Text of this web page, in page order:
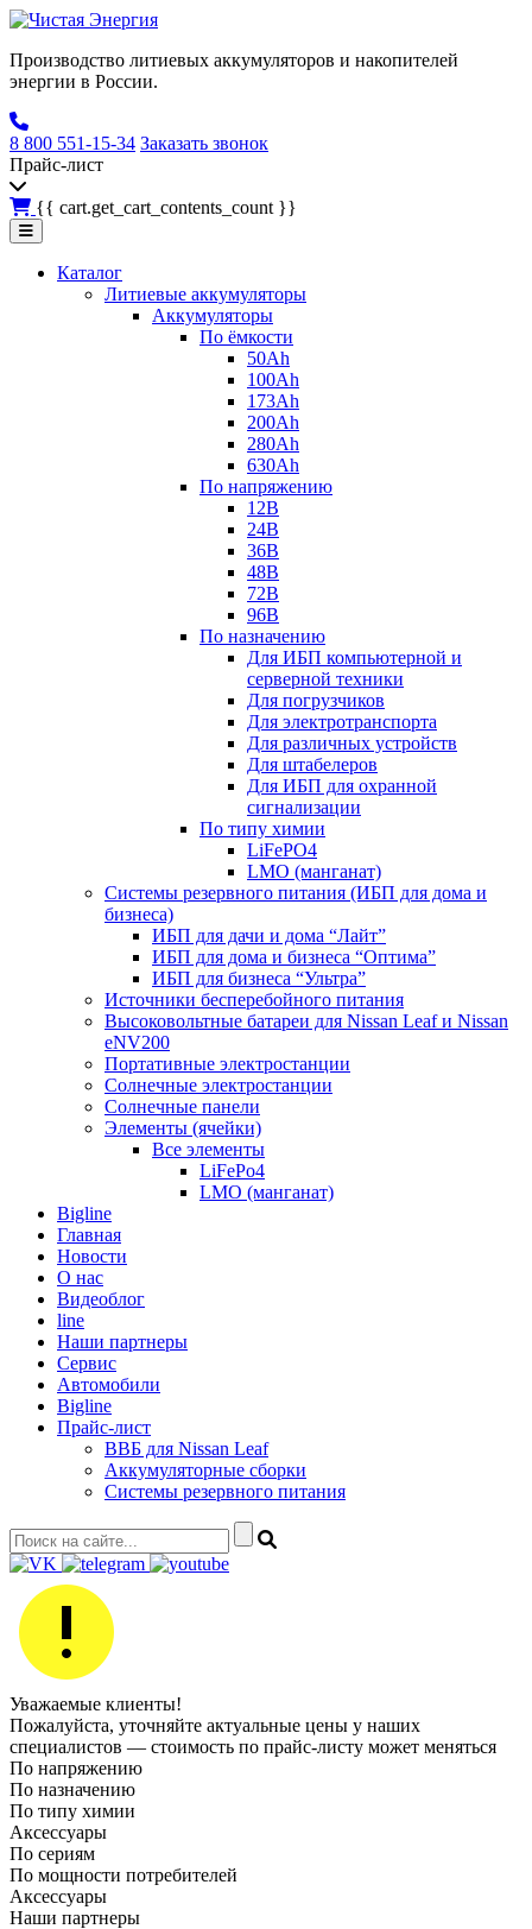
Производство литиевых аккумуляторов и накопителей
энергии в России.
8 800 551-15-34 Заказать звонок
Прайс-лист
{{ cart.get_cart_contents_count }}
Каталог
Литиевые аккумуляторы
Аккумуляторы
По ёмкости
50Ah
100Ah
173Ah
200Ah
280Ah
630Ah
По напряжению
12В
24В
36В
48В
72В
96В
По назначению
Для ИБП компьютерной и
серверной техники
Для погрузчиков
Для электротранспорта
Для различных устройств
Для штабелеров
Для ИБП для охранной
сигнализации
По типу химии
LiFePO4
LMO (манганат)
Системы резервного питания (ИБП для дома и
бизнеса)
ИБП для дачи и дома “Лайт”
ИБП для дома и бизнеса “Оптима”
ИБП для бизнеса “Ультра”
Источники бесперебойного питания
Высоковольтные батареи для Nissan Leaf и Nissan
eNV200
Портативные электростанции
Солнечные электростанции
Солнечные панели
Элементы (ячейки)
Все элементы
LiFePo4
LMO (манганат)
Bigline
Главная
Новости
О нас
Видеоблог
line
Наши партнеры
Сервис
Автомобили
Bigline
Прайс-лист
ВВБ для Nissan Leaf
Аккумуляторные сборки
Системы резервного питания
Уважаемые клиенты!
Пожалуйста, уточняйте актуальные цены у наших
специалистов — стоимость по прайс‑листу может меняться
По напряжению
По назначению
По типу химии
Аксессуары
По сериям
По мощности потребителей
Аксессуары
Наши партнеры